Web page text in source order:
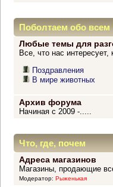
Поболтаем обо всем
Любые темы для
Все, что нас
Поздравления
В мире животных
Архив форума
Начиная с 2009 -.....
Что, где, почем
Адреса магазинов
Магазины, продающие
Модератор: Рыженькая